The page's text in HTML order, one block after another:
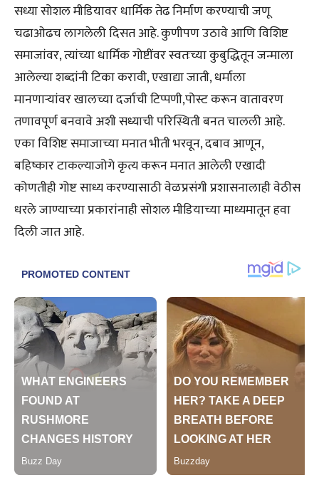
सध्या सोशल मीडियावर धार्मिक तेढ निर्माण करण्याची जणू
चढाओढच लागलेली दिसत आहे. कुणीपण उठावे आणि विशिष्ट
समाजांवर, त्यांच्या धार्मिक गोष्टींवर स्वतःच्या कुबुद्धितून जन्माला
आलेल्या शब्दांनी टिका करावी, एखाद्या जाती, धर्माला
मानणाऱ्यांवर खालच्या दर्जाची टिप्पणी,पोस्ट करून वातावरण
तणावपूर्ण बनवावे अशी सध्याची परिस्थिती बनत चालली आहे.
एका विशिष्ट समाजाच्या मनात भीती भरवून, दबाव आणून,
बहिष्कार टाकल्याजोगे कृत्य करून मनात आलेली एखादी
कोणतीही गोष्ट साध्य करण्यासाठी वेळप्रसंगी प्रशासनालाही वेठीस
धरले जाण्याच्या प्रकारांनाही सोशल मीडियाच्या माध्यमातून हवा
दिली जात आहे.